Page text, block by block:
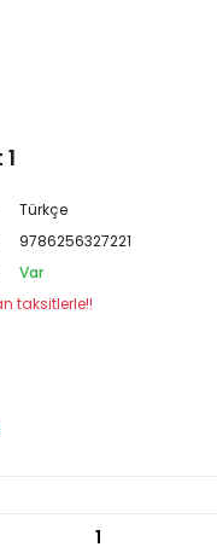
Türkçe
9786256327221
Var
taksitlerle!!